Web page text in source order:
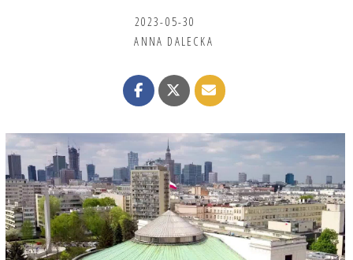
2023-05-30
ANNA DALECKA